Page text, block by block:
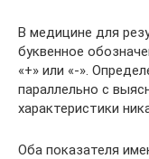
В медицине для
буквенное
«+» или «-».
параллельно с
характеристики
Оба показателя